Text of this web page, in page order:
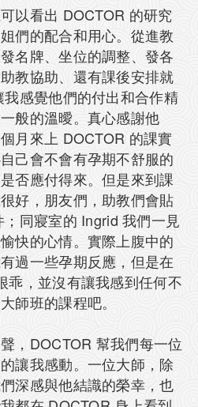
以看出 DOCTOR 的研究
們的配合和用心。從進教
名牌、坐位的調整、發各
教協助、還有課後安排就
感覺他們的付出和合作精
般的溫曖。真心感謝他
月來上 DOCTOR 的課實
己會不會有孕期不舒服的
否應付得來。但是來到課
好，朋友們，助教們會貼
同寢室的 Ingrid 我們一見
快的心情。實際上腹中的
過一些孕期反應，但是在
乖，並沒有讓我感到任何不
師班的課程吧。
，DOCTOR 幫我們每一位
讓我感動。一位大師，除
深感與他結識的榮幸，也